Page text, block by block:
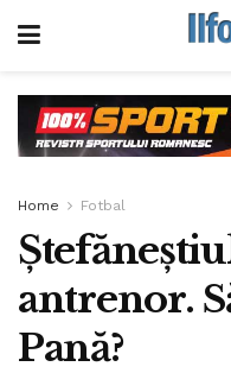
Home Fotbal
antrenor.
Pană?